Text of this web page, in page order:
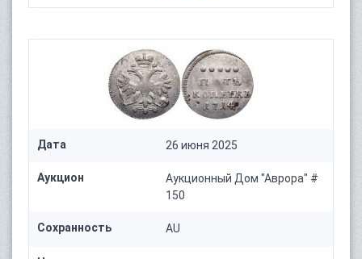
Дата 26 июня 2025
Аукцион
Аукционный Дом "Аврора" #
150
Сохранность AU